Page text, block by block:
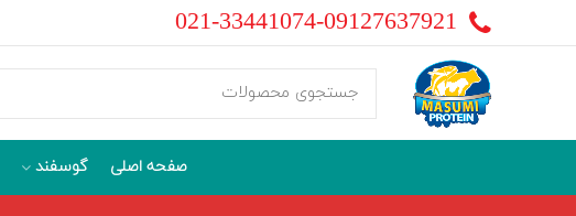
021-33441074-09127637921
صفحه اصلی گوسفند